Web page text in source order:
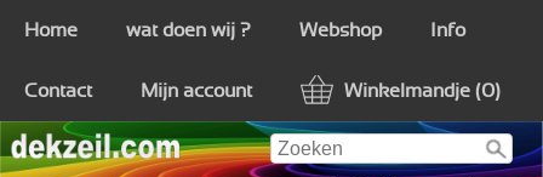
Home wat doen wij ? Webshop Info
Contact Mijn account Winkelmandje (0)